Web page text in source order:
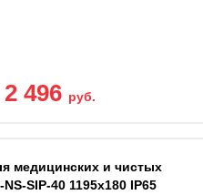
2 496 руб.
медицинских и чистых
SIP-40 1195x180 IP65